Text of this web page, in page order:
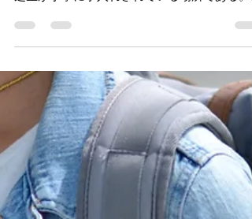
ロンドン生活
全国ソフトボール大会 スコッ
トランドからも参戦
ソフトボール会場となったグラウンドは通常
リケットやラグビーにも利用される広い敷地
芝生が丁寧に手入れされている場所である。
望者は１泊£５でテント持参でキャンプをする
ことができる。シャワー、トイレは施